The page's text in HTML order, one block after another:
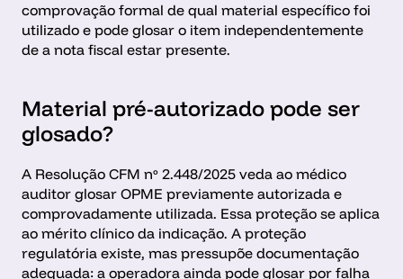
comprovação formal de qual material específico foi
utilizado e pode glosar o item independentemente
de a nota fiscal estar presente.
Material pré-autorizado pode ser
glosado?
A Resolução CFM nº 2.448/2025 veda ao médico
auditor glosar OPME previamente autorizada e
comprovadamente utilizada. Essa proteção se aplica
ao mérito clínico da indicação. A proteção
regulatória existe, mas pressupõe documentação
adequada: a operadora ainda pode glosar por falha